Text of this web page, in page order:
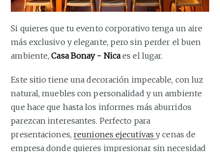
Si quieres que tu evento corporativo tenga un aire
más exclusivo y elegante, pero sin perder el buen
ambiente,Casa Bonay - Nicaes el lugar.
Este sitio tiene una decoración impecable, con luz
natural, muebles con personalidad y un ambiente
que hace que hasta los informes más aburridos
parezcan interesantes. Perfecto para
presentaciones, reuniones ejecutivasy cenas de
empresa donde quieres impresionar sin necesidad